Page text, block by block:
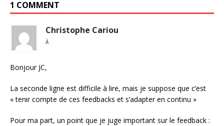
1 COMMENT
Christophe Cariou
À
Bonjour JC,
La seconde ligne est difficile à lire, mais je suppose que c’est
« tenir compte de ces feedbacks et s’adapter en continu »
Pour ma part, un point que je juge important sur le feedback :